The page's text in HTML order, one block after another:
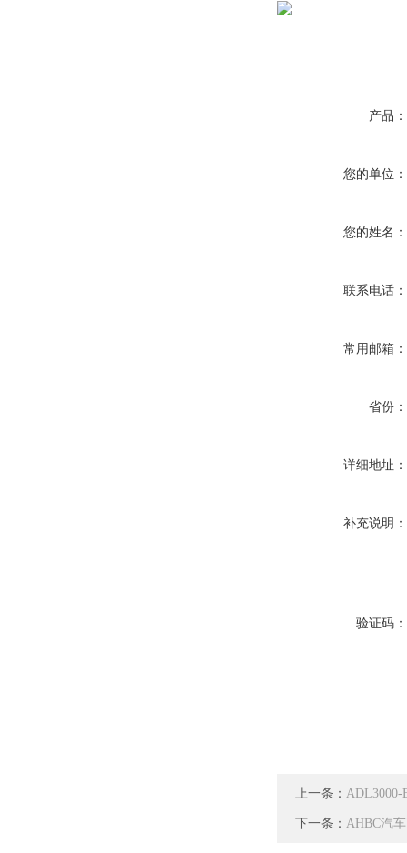
产品：
您的单位：
您的姓名：
联系电话：
常用邮箱：
省份：
详细地址：
补充说明：
验证码：
上一条： ADL3000-
下一条： AHBC汽